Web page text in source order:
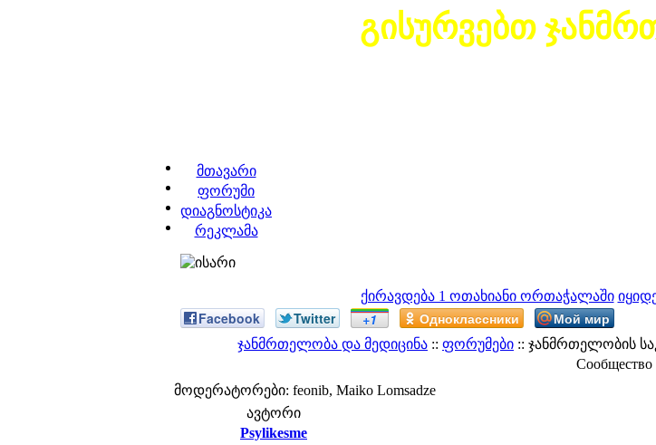
გისურვებთ
მთავარი
ფორუმი
დიაგნოსტიკა
რეკლამა
ქირავდება 1 ოთახიანი ორთაჭალაში
Facebook Twitter +1 Одноклассники Мой мир
ჯანმრთელობა და მედიცინა :: ფორუმები :: ჯანმრთელობის
Сообщество
მოდერატორები: feonib, Maiko Lomsadze
ავტორი
Psylikesme